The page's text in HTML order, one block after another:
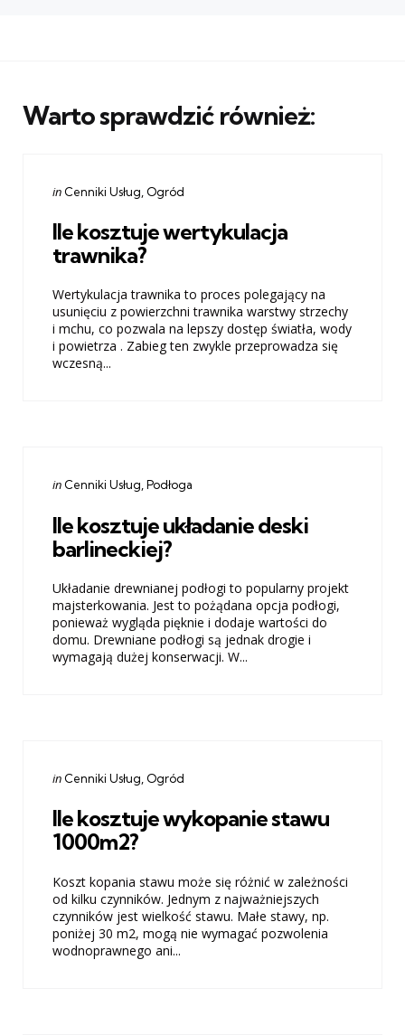
Warto sprawdzić również:
Categories
Posted
in Cenniki Usług Ogród
Ile kosztuje wertykulacja
trawnika?
Wertykulacja trawnika to proces polegający na
usunięciu z powierzchni trawnika warstwy strzechy
i mchu, co pozwala na lepszy dostęp światła, wody
i powietrza . Zabieg ten zwykle przeprowadza się
wczesną...
Categories
Posted
in Cenniki Usług Podłoga
Ile kosztuje układanie deski
barlineckiej?
Układanie drewnianej podłogi to popularny projekt
majsterkowania. Jest to pożądana opcja podłogi,
ponieważ wygląda pięknie i dodaje wartości do
domu. Drewniane podłogi są jednak drogie i
wymagają dużej konserwacji. W...
Categories
Posted
in Cenniki Usług Ogród
Ile kosztuje wykopanie stawu
1000m2?
Koszt kopania stawu może się różnić w zależności
od kilku czynników. Jednym z najważniejszych
czynników jest wielkość stawu. Małe stawy, np.
poniżej 30 m2, mogą nie wymagać pozwolenia
wodnoprawnego ani...